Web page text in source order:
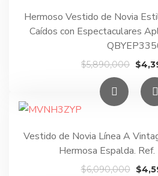
Hermoso Vestido de Novia
Caídos con Espectaculares
$5,890,000 El
era:
$
Vestido de Novia Línea A
Hermosa Espalda.
$6,090,000 El
$